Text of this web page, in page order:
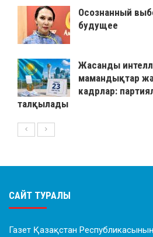
Осознанный
будущее
Жасанды
мамандықтар
кадрлар:
талқылады
САЙТ ТУРАЛЫ
Газет Қазақстан